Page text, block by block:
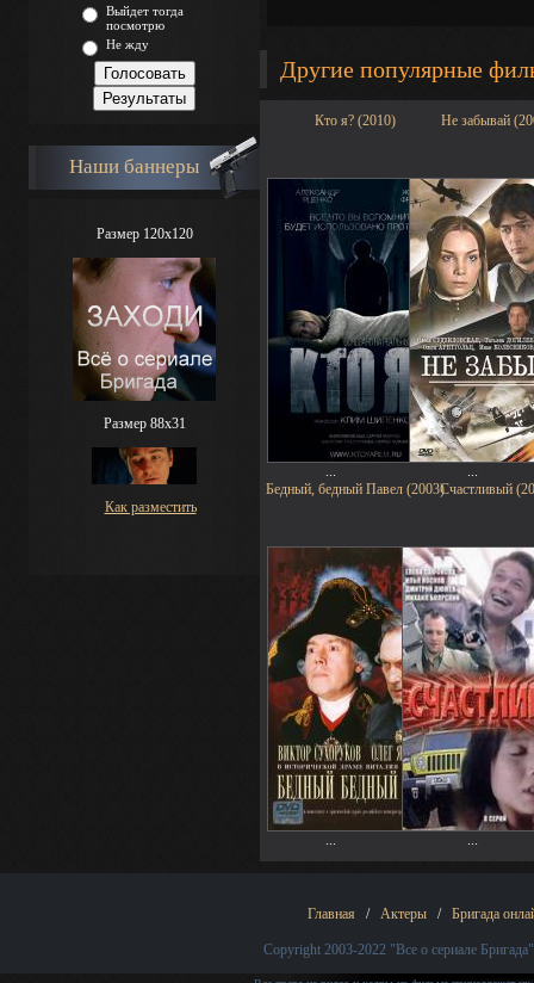
Выйдет тогда
посмотрю
Не жду
Наши баннеры
Размер 120x120
Размер 88х31
Как разместить
Другие популярные
Кто я? (2010)
...
Не забывай
...
Бедный, бедный Павел (2003)
...
Счастливый
...
Главная / Актеры / Бригада
Copyright 2003-2022 "Все о сериале Бригада"